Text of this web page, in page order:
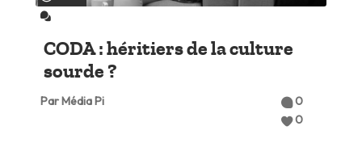
CODA : héritiers de la culture
sourde ?
Par Média Pi
0
0